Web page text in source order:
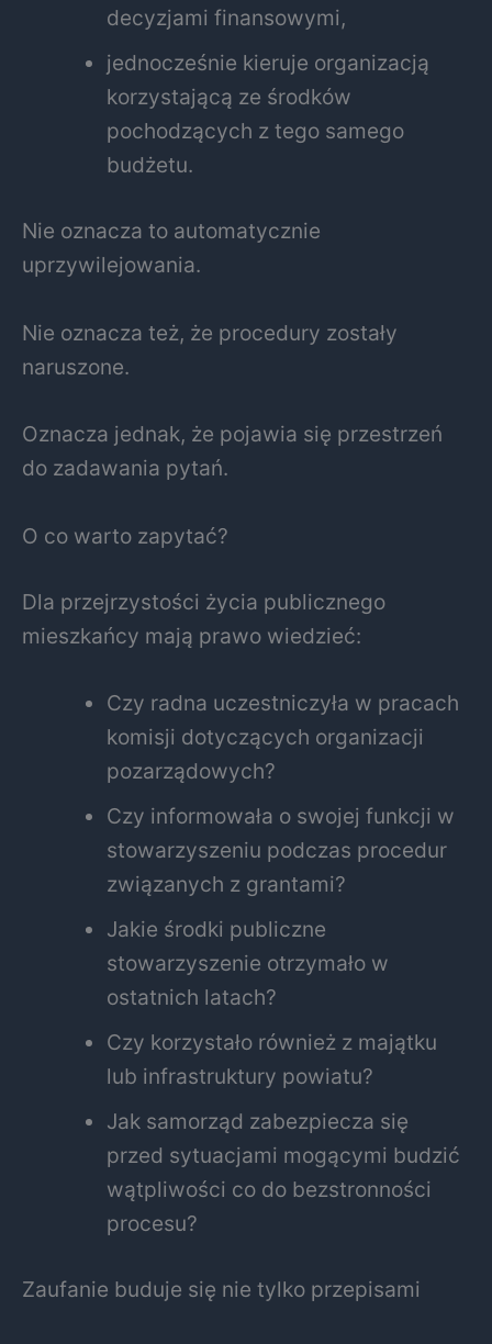
decyzjami finansowymi,
jednocześnie kieruje organizacją
korzystającą ze środków
pochodzących z tego samego
budżetu.
Nie oznacza to automatycznie
uprzywilejowania.
Nie oznacza też, że procedury zostały
naruszone.
Oznacza jednak, że pojawia się przestrzeń
do zadawania pytań.
O co warto zapytać?
Dla przejrzystości życia publicznego
mieszkańcy mają prawo wiedzieć:
Czy radna uczestniczyła w pracach
komisji dotyczących organizacji
pozarządowych?
Czy informowała o swojej funkcji w
stowarzyszeniu podczas procedur
związanych z grantami?
Jakie środki publiczne
stowarzyszenie otrzymało w
ostatnich latach?
Czy korzystało również z majątku
lub infrastruktury powiatu?
Jak samorząd zabezpiecza się
przed sytuacjami mogącymi budzić
wątpliwości co do bezstronności
procesu?
Zaufanie buduje się nie tylko przepisami